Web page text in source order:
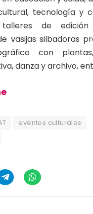
tecnología y
de edición
vasijas silbadoras
con
danza y archivo,
eventos culturales
TelegramWhatsApp